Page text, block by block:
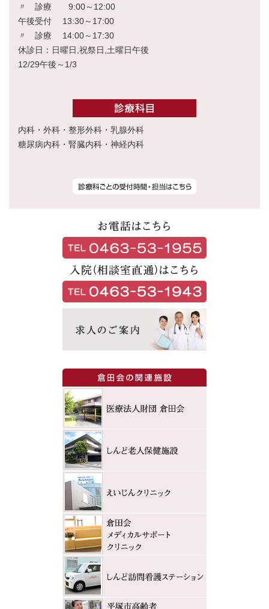
〃 診療 9:00～12:00
午後受付 13:30～17:00
〃 診療 14:00～17:30
休診日：日曜日,祝祭日,土曜日午後
12/29午後～1/3
内科・外科・整形外科・乳腺外科
糖尿病内科・腎臓内科・神経内科